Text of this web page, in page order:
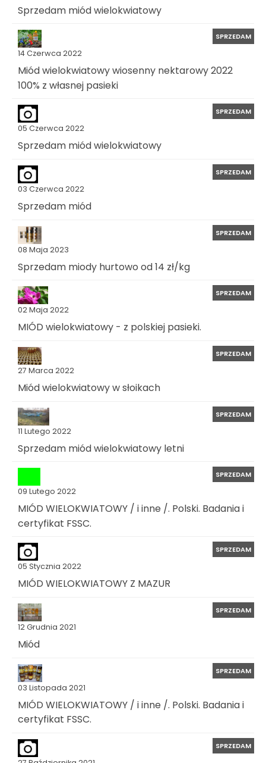
Sprzedam miód wielokwiatowy
14 Czerwca 2022
SPRZEDAM
Miód wielokwiatowy wiosenny nektarowy 2022
100% z własnej pasieki
05 Czerwca 2022
SPRZEDAM
Sprzedam miód wielokwiatowy
03 Czerwca 2022
SPRZEDAM
Sprzedam miód
08 Maja 2023
SPRZEDAM
Sprzedam miody hurtowo od 14 zł/kg
02 Maja 2022
SPRZEDAM
MIÓD wielokwiatowy - z polskiej pasieki.
27 Marca 2022
SPRZEDAM
Miód wielokwiatowy w słoikach
11 Lutego 2022
SPRZEDAM
Sprzedam miód wielokwiatowy letni
09 Lutego 2022
SPRZEDAM
MIÓD WIELOKWIATOWY / i inne /. Polski. Badania i
certyfikat FSSC.
05 Stycznia 2022
SPRZEDAM
MIÓD WIELOKWIATOWY Z MAZUR
12 Grudnia 2021
SPRZEDAM
Miód
03 Listopada 2021
SPRZEDAM
MIÓD WIELOKWIATOWY / i inne /. Polski. Badania i
certyfikat FSSC.
SPRZEDAM